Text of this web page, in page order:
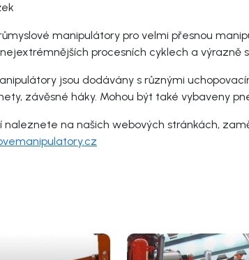
manipulátory pro velmi přesnou
procesních cyklech a výrazně
jsou dodávány s různými
závěsné háky. Mohou být také vybaveny
naleznete na našich webových stránkách,